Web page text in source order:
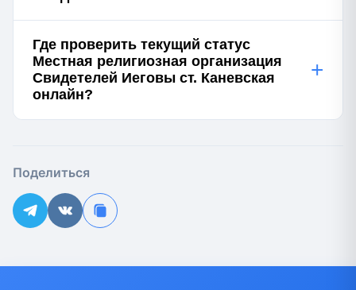
Где проверить текущий статус
Местная религиозная организация
Свидетелей Иеговы ст. Каневская
онлайн?
+
Поделиться